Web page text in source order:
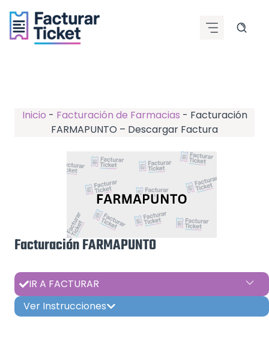
contenido
Inicio - Facturación de Farmacias - Facturación
FARMAPUNTO – Descargar Factura
Facturación FARMAPUNTO
IR A FACTURAR
Ver Instrucciones